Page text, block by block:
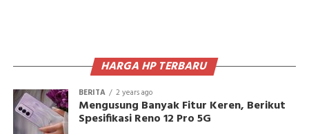
HARGA HP TERBARU
BERITA 2 years ago
Mengusung Banyak Fitur Keren, Berikut
Spesifikasi Reno 12 Pro 5G